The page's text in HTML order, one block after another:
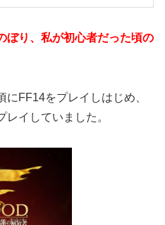
ぼり、私が初心者だった頃の
FF14をプレイしはじめ、
レイしていました。